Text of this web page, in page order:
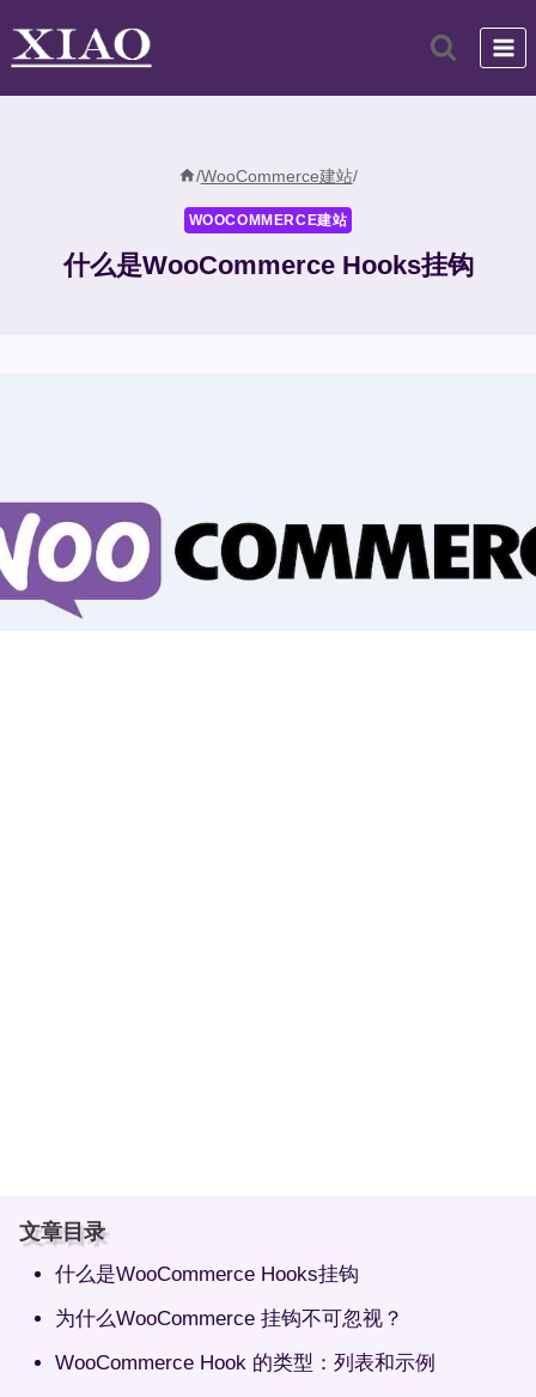
/WooCommerce建站/
WOOCOMMERCE建站
什么是WooCommerce Hooks挂钩
文章目录
什么是WooCommerce Hooks挂钩
为什么WooCommerce 挂钩不可忽视？
WooCommerce Hook 的类型：列表和示例